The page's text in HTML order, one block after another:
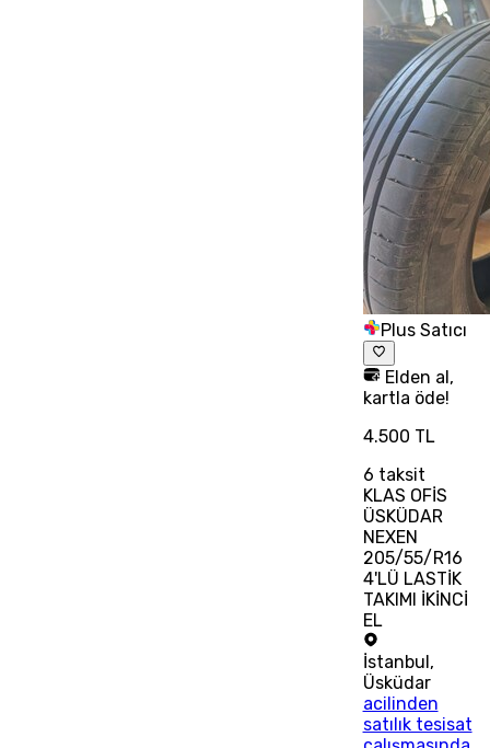
Plus Satıcı
Elden al,
kartla öde!
4.500 TL
6 taksit
KLAS OFİS
ÜSKÜDAR
NEXEN
205/55/R16
4'LÜ LASTİK
TAKIMI İKİNCİ
EL
İstanbul,
Üsküdar
acilinden
satılık tesisat